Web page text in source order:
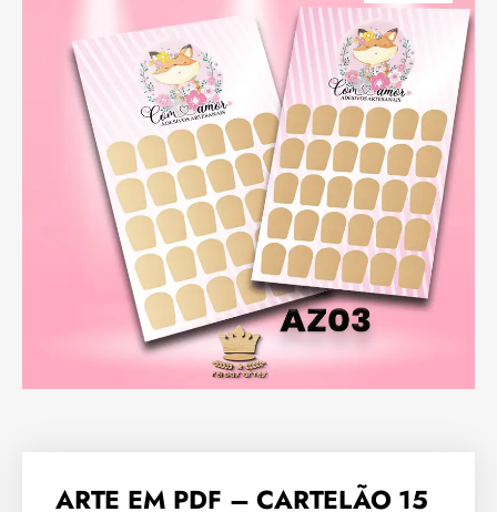
ARTE EM PDF – CARTELÃO 15